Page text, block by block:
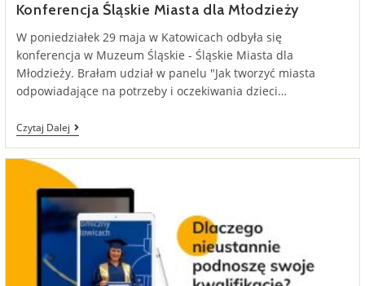
Konferencja Śląskie Miasta dla Młodzieży
W poniedziałek 29 maja w Katowicach odbyła się
konferencja w Muzeum Śląskie - Śląskie Miasta dla
Młodzieży. Brałam udział w panelu "Jak tworzyć miasta
odpowiadające na potrzeby i oczekiwania dzieci…
Czytaj DalejKonferencja
Śląskie
Młodzieży